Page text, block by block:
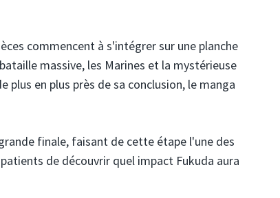
commencent à s'intégrer sur une planche
massive, les Marines et la mystérieuse
en plus près de sa conclusion, le manga
finale, faisant de cette étape l'une des
de découvrir quel impact Fukuda aura